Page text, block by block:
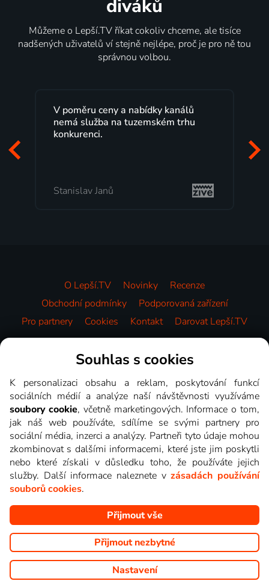
diváků
Můžeme o Lepší.TV říkat cokoliv chceme, ale tisíce
nadšených uživatelů ví stejně nejlépe, proč je pro ně tou
správnou volbou.
V poměru ceny a nabídky kanálů
nemá služba na tuzemském trhu
konkurenci.
Stanislav Janů
O Lepší.TV Novinky
Recenze
Obchodní podmínky
Podporovaná zařízení
Pro partnery
Cookies Kontakt Darovat Lepší.TV
Videotéka
Copyright © goNET s.r.o. Na tomto webu jsou zobrazovány
obrázky z pořadů TV stanic, které můžete sledovat v Lepší.TV.
Souhlas s cookies
K personalizaci obsahu a reklam, poskytování funkcí
sociálních médií a analýze naší návštěvnosti využíváme
soubory cookie, včetně marketingových. Informace o tom,
jak náš web používáte, sdílíme se svými partnery pro
sociální média, inzerci a analýzy. Partneři tyto údaje mohou
zkombinovat s dalšími informacemi, které jste jim poskytli
nebo které získali v důsledku toho, že používáte jejich
služby. Další informace naleznete vzásadách používání
souborů cookies.
Přijmout vše
Přijmout nezbytné
Nastavení